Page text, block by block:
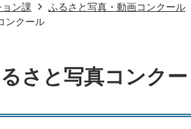
ン課 ふるさと写真・動画コンクール
ンクール
さと写真コンクー